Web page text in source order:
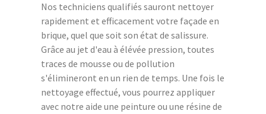
Nos techniciens qualifiés sauront nettoyer
rapidement et efficacement votre façade en
brique, quel que soit son état de salissure.
Grâce au jet d'eau à élévée pression, toutes
traces de mousse ou de pollution
s'élimineront en un rien de temps. Une fois le
nettoyage effectué, vous pourrez appliquer
avec notre aide une peinture ou une résine de